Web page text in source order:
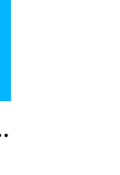
'를 쓰는 이유.